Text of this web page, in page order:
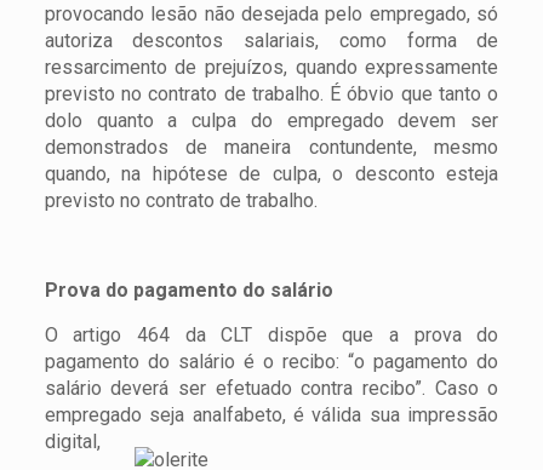
provocando lesão não desejada pelo empregado, só
autoriza descontos salariais, como forma de
ressarcimento de prejuízos, quando expressamente
previsto no contrato de trabalho. É óbvio que tanto o
dolo quanto a culpa do empregado devem ser
demonstrados de maneira contundente, mesmo
quando, na hipótese de culpa, o desconto esteja
previsto no contrato de trabalho.
Prova do pagamento do salário
O artigo 464 da CLT dispõe que a prova do
pagamento do salário é o recibo: “o pagamento do
salário deverá ser efetuado contra recibo”. Caso o
empregado seja analfabeto, é válida sua impressão
digital,